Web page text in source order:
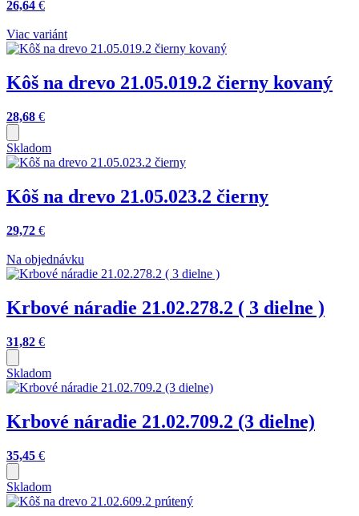
26,64 €
Viac variánt
Kôš na drevo 21.05.019.2 čierny kovaný
28,68 €
Skladom
Kôš na drevo 21.05.023.2 čierny
29,72 €
Na objednávku
Krbové náradie 21.02.278.2 ( 3 dielne )
31,82 €
Skladom
Krbové náradie 21.02.709.2 (3 dielne)
35,45 €
Skladom